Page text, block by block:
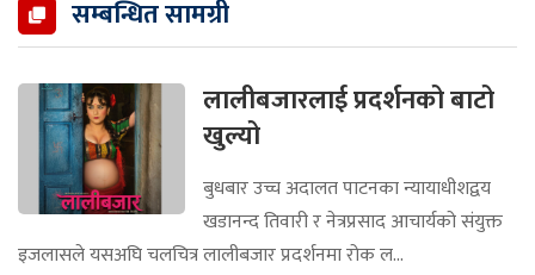
सम्बन्धित सामग्री
लालीबजारलाई प्रदर्शनको बाटो
खुल्यो
बुधबार उच्च अदालत पाटनका न्यायाधीशद्वय
खडानन्द तिवारी र नेत्रप्रसाद आचार्यको संयुक्त
इजलासले यसअघि चलचित्र लालीबजार प्रदर्शनमा रोक ल...